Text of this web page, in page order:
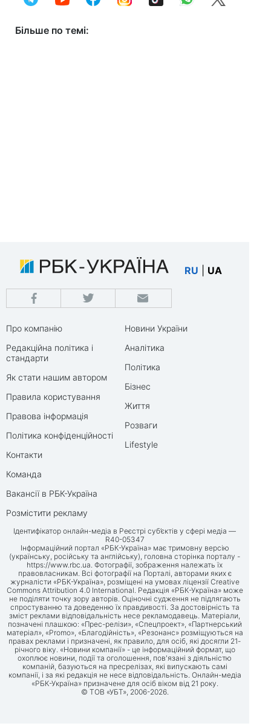
Більше по темі:
RU UA
Про компанію
Редакційна політика і
стандарти
Як стати нашим автором
Правила користування
Правова інформація
Політика конфіденційності
Контакти
Команда
Вакансії в РБК-Україна
Розмістити рекламу
Новини України
Аналітика
Політика
Бізнес
Життя
Розваги
Lifestyle
Ідентифікатор онлайн-медіа в Реєстрі суб’єктів у сфері медіа —
R40-05347
Інформаційний портал «РБК-Україна» має тримовну версію
(українську, російську та англійську), головна сторінка порталу -
https://www.rbc.ua. Фотографії, зображення належать їх
правовласникам. Всі фотографії на Порталі, авторами яких є
журналісти «РБК-Україна», розміщені на умовах ліцензії Creative
Commons Attribution 4.0 International. Редакція «РБК-Україна» може
не поділяти точку зору авторів. Оціночні судження не підлягають
спростуванню та доведенню їх правдивості. За достовірність та
зміст реклами відповідальність несе рекламодавець. Матеріали,
позначені плашкою: «Прес-релізи», «Спецпроект», «Партнерський
матеріал», «Promo», «Благодійність», «Резонанс» розміщуються на
правах реклами і призначені, як правило, для осіб, які досягли 21-
річного віку. «Новини компанії» - це інформаційний формат, що
охоплює новини, події та оголошення, пов'язані з діяльністю
компаній, базуються на пресрелізах, які випускають самі
компанії, і за які редакція не несе відповідальність. Онлайн-медіа
«РБК-Україна» призначене для осіб віком від 21 року.
© ТОВ «УБТ», 2006-2026.